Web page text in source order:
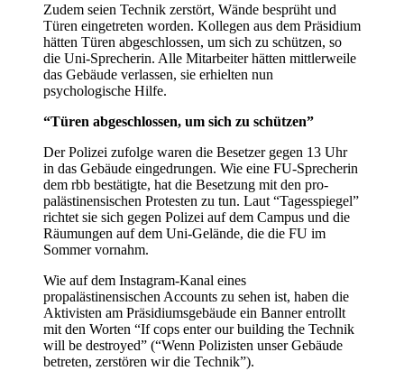
Zudem seien Technik zerstört, Wände besprüht und
Türen eingetreten worden. Kollegen aus dem Präsidium
hätten Türen abgeschlossen, um sich zu schützen, so
die Uni-Sprecherin. Alle Mitarbeiter hätten mittlerweile
das Gebäude verlassen, sie erhielten nun
psychologische Hilfe.
“Türen abgeschlossen, um sich zu schützen”
Der Polizei zufolge waren die Besetzer gegen 13 Uhr
in das Gebäude eingedrungen. Wie eine FU-Sprecherin
dem rbb bestätigte, hat die Besetzung mit den pro-
palästinensischen Protesten zu tun. Laut “Tagesspiegel”
richtet sie sich gegen Polizei auf dem Campus und die
Räumungen auf dem Uni-Gelände, die die FU im
Sommer vornahm.
Wie auf dem Instagram-Kanal eines
propalästinensischen Accounts zu sehen ist, haben die
Aktivisten am Präsidiumsgebäude ein Banner entrollt
mit den Worten “If cops enter our building the Technik
will be destroyed” (“Wenn Polizisten unser Gebäude
betreten, zerstören wir die Technik”).